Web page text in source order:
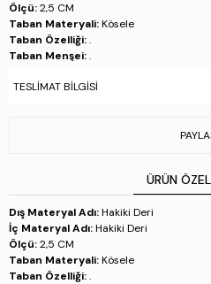
Ölçü:2,5 CM
Taban Materyali:Kösele
Taban Özelliği:.
Taban Menşei:.
TESLIMAT BILGISI
ÜRÜN
Dış Materyal Adı:Hakiki Deri
İç Materyal Adı:Hakiki Deri
Ölçü:2,5 CM
Taban Materyali:Kösele
Taban Özelliği:.